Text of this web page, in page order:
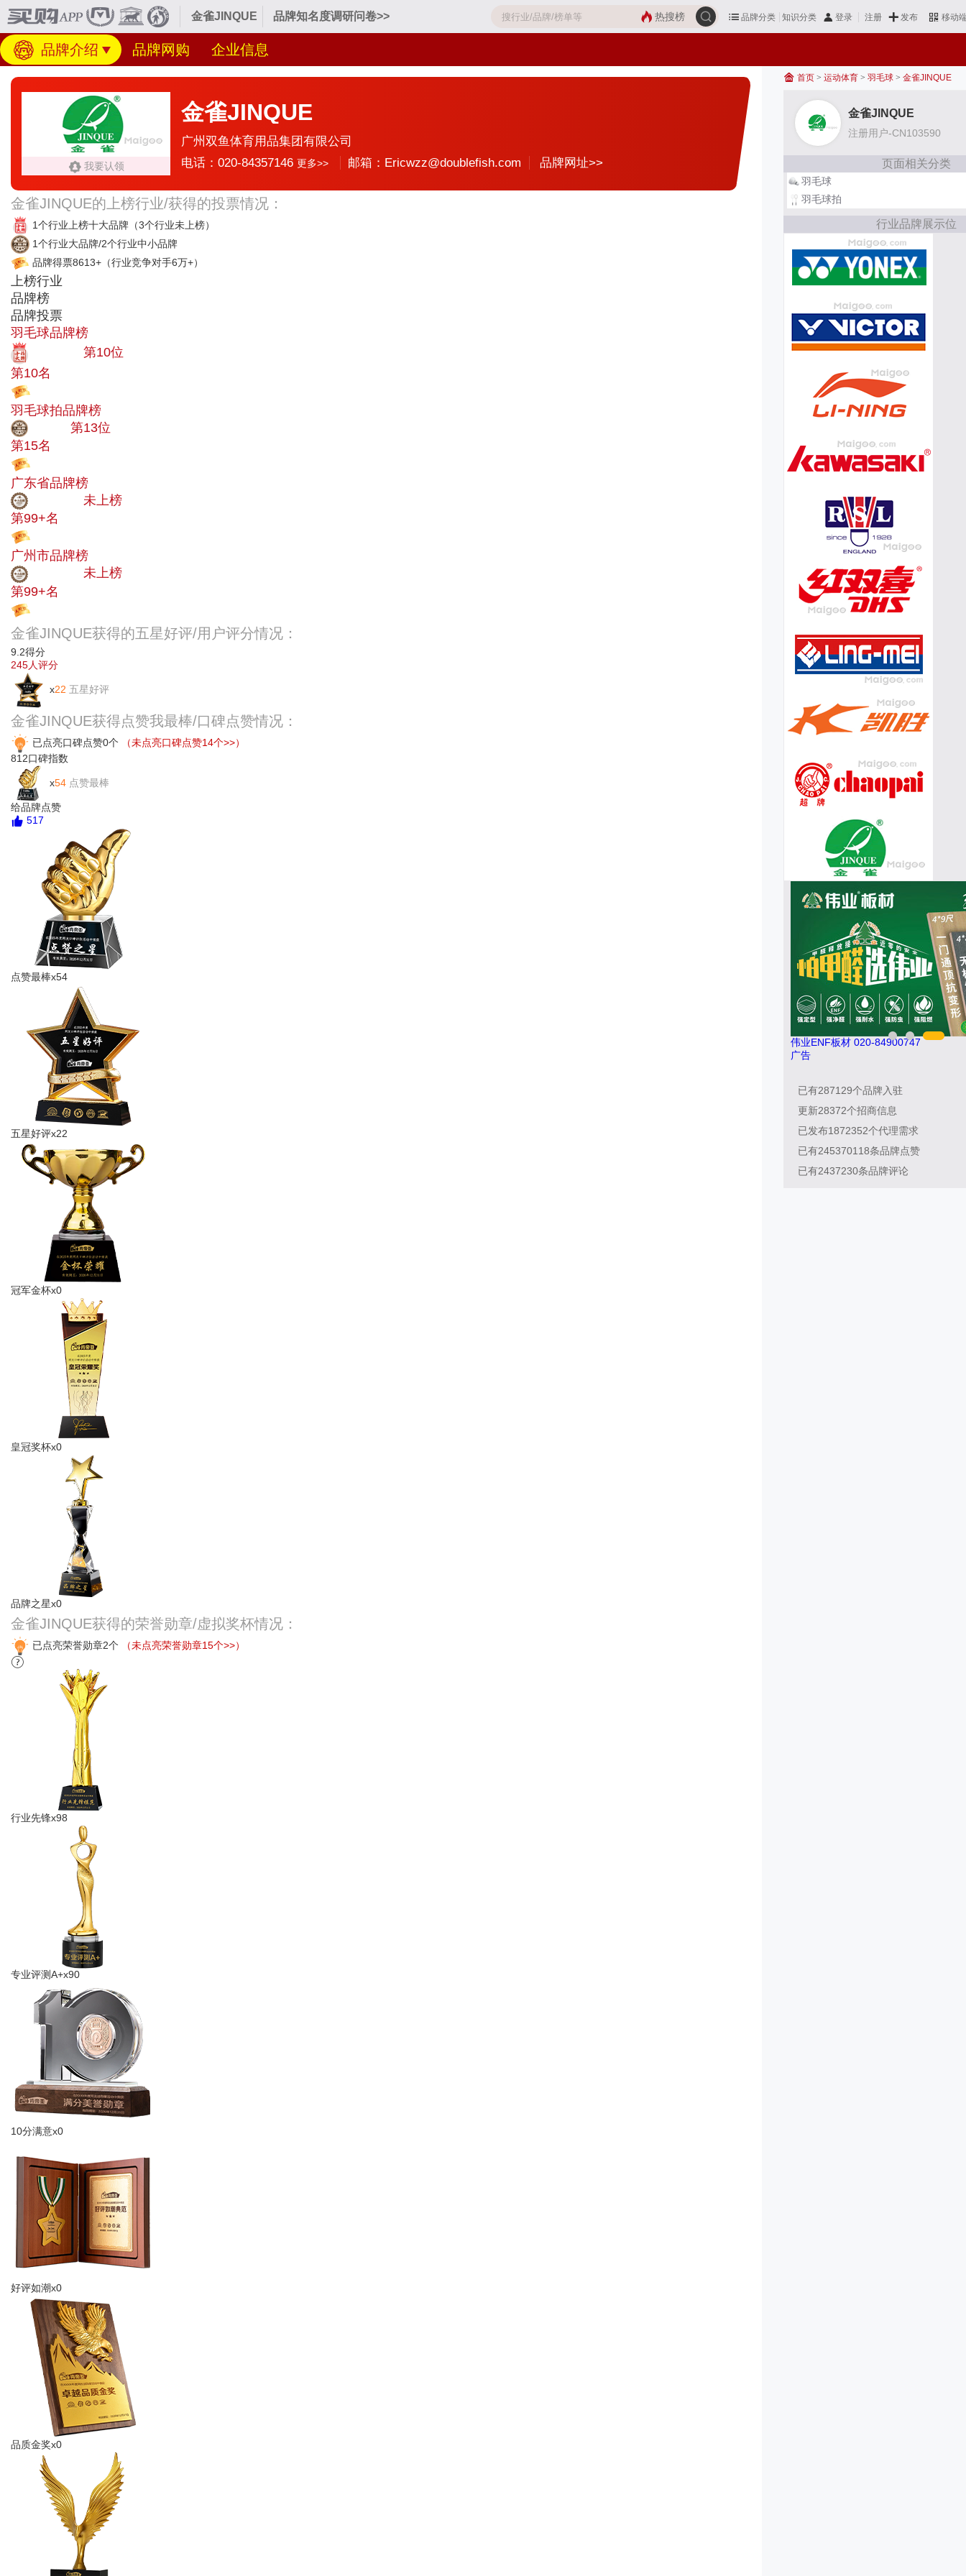
金雀JINQUE 品牌知名度调研问卷>> 品牌分类 知识分类 登录 注册 发布 移动
热搜榜
品牌介绍 品牌网购 企业信息
我要认领
金雀JINQUE
广州双鱼体育用品集团有限公司
电话：020-84357146 更多>> 邮箱：Ericwzz@doublefish.com 品牌网址>>
金雀JINQUE的上榜行业/获得的投票情况：
1个行业上榜十大品牌 （3个行业未上榜）
1个行业大品牌/2个行业中小品牌
品牌得票8613+ （行业竞争对手6万+）
上榜行业
品牌榜
品牌投票
羽毛球品牌榜
第10位
第10名
羽毛球拍品牌榜
第13位
第15名
广东省品牌榜
未上榜
第99+名
广州市品牌榜
未上榜
第99+名
金雀JINQUE获得的五星好评/用户评分情况：
9.2得分
245人评分
x22 五星好评
金雀JINQUE获得点赞我最棒/口碑点赞情况：
已点亮口碑点赞0个
（未点亮口碑点赞14个>>）
812口碑指数
x54 点赞最棒
给品牌点赞
517
点赞最棒x54
五星好评x22
冠军金杯x0
皇冠奖杯x0
品牌之星x0
金雀JINQUE获得的荣誉勋章/虚拟奖杯情况：
已点亮荣誉勋章2个 （未点亮荣誉勋章15个>>）
行业先锋x98
专业评测A+x90
10分满意x0
好评如潮x0
品质金奖x0
首页 > 运动体育 > 羽毛球 > 金雀JINQUE
金雀JINQUE
注册用户-CN103590
页面相关分类
羽毛球
羽毛球拍
行业品牌展示位
伟业ENF板材 020-
广告
已有287129个品牌入驻
更新28372个招商信息
已发布1872352个代理需求
已有245370118条品牌点赞
已有2437230条品牌评论